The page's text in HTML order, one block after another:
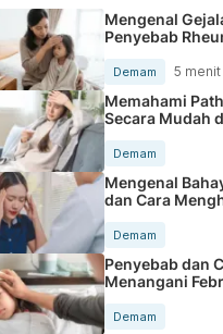
Mengenal
Penyebab
Demam 5 menit
Memahami
Secara Mudah
Demam
Mengenal
dan Cara
Tubuh
Demam
Penyebab dan
Menangani
pada Anak
Demam